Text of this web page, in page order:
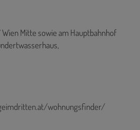
Mitte sowie am Hauptbahnhof
wohnungsfinder/